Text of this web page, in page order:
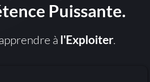
Puissante.
à l'Exploiter.